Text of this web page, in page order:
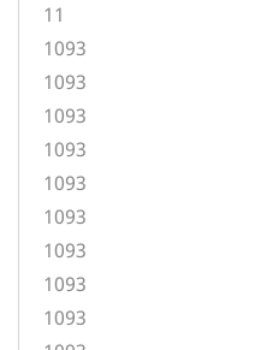
11
1093
1093
1093
1093
1093
1093
1093
1093
1093